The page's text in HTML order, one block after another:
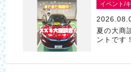
イベント/
夏の大商
ントです